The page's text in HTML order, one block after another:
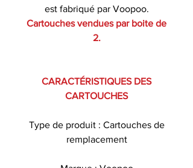
est fabriqué par Voopoo.
Cartouches vendues par boite de
2.
CARACTÉRISTIQUES DES
CARTOUCHES
Type de produit : Cartouches de
remplacement